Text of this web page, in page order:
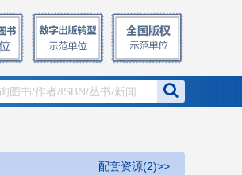
配套资源(2)>>